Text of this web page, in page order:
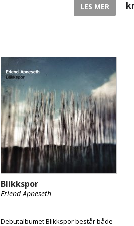
LES MER
Blikkspor
Erlend Apneseth
Debutalbumet Blikkspor består både